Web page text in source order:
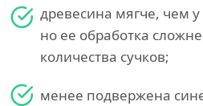
древесина мягче, чем у
но ее обработка
количества сучков;
менее подвержена